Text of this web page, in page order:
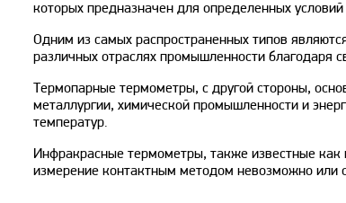
которых предназначен для определенных
Одним из самых распространенных типов
различных отраслях промышленности благодаря
Термопарные термометры, с другой стороны,
металлургии, химической промышленности и
температур.
Инфракрасные термометры, также известные как
измерение контактным методом невозможно или